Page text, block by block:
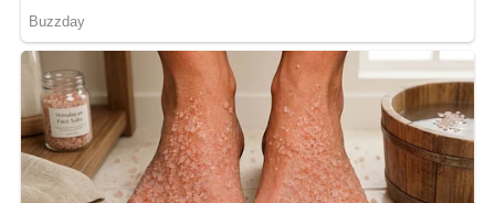
entsteht ein kräftiges Aroma, das sich hervorragend mit
Fischgerichtenoder auch mit hellen Fleischsoßen
kombinieren lässt. Am besten serviert man sie frisch und
heiß, da sie so ihre feine Struktur und ihren vollen
Geschmack behalten.